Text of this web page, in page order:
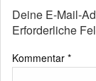
Deine E-Mail-
Erforderliche
Kommentar *